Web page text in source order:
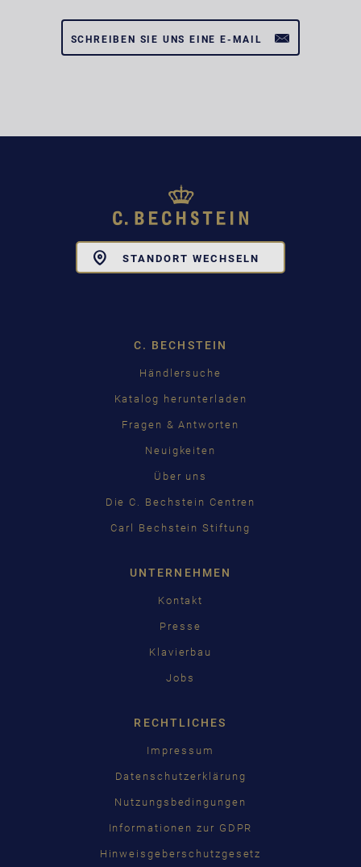
SCHREIBEN SIE UNS EINE E-MAIL
STANDORT WECHSELN
C. BECHSTEIN
Händlersuche
Katalog herunterladen
Fragen & Antworten
Neuigkeiten
Über uns
Die C. Bechstein Centren
Carl Bechstein Stiftung
UNTERNEHMEN
Kontakt
Presse
Klavierbau
Jobs
RECHTLICHES
Impressum
Datenschutzerklärung
Nutzungsbedingungen
Informationen zur GDPR
Hinweisgeberschutzgesetz